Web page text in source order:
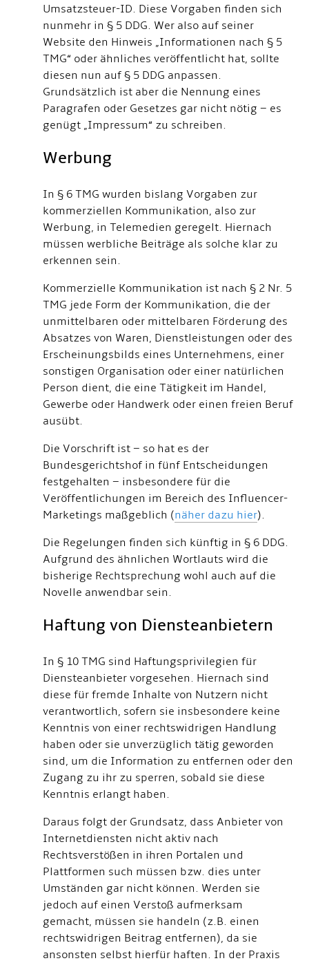
Umsatzsteuer-ID. Diese Vorgaben finden sich
nunmehr in § 5 DDG. Wer also auf seiner
Website den Hinweis „Informationen nach § 5
TMG“ oder ähnliches veröffentlicht hat, sollte
diesen nun auf § 5 DDG anpassen.
Grundsätzlich ist aber die Nennung eines
Paragrafen oder Gesetzes gar nicht nötig – es
genügt „Impressum“ zu schreiben.
Werbung
In § 6 TMG wurden bislang Vorgaben zur
kommerziellen Kommunikation, also zur
Werbung, in Telemedien geregelt. Hiernach
müssen werbliche Beiträge als solche klar zu
erkennen sein.
Kommerzielle Kommunikation ist nach § 2 Nr. 5
TMG jede Form der Kommunikation, die der
unmittelbaren oder mittelbaren Förderung des
Absatzes von Waren, Dienstleistungen oder des
Erscheinungsbilds eines Unternehmens, einer
sonstigen Organisation oder einer natürlichen
Person dient, die eine Tätigkeit im Handel,
Gewerbe oder Handwerk oder einen freien Beruf
ausübt.
Die Vorschrift ist – so hat es der
Bundesgerichtshof in fünf Entscheidungen
festgehalten – insbesondere für die
Veröffentlichungen im Bereich des Influencer-
Marketings maßgeblich (näher dazu hier).
Die Regelungen finden sich künftig in § 6 DDG.
Aufgrund des ähnlichen Wortlauts wird die
bisherige Rechtsprechung wohl auch auf die
Novelle anwendbar sein.
Haftung von Diensteanbietern
In § 10 TMG sind Haftungsprivilegien für
Diensteanbieter vorgesehen. Hiernach sind
diese für fremde Inhalte von Nutzern nicht
verantwortlich, sofern sie insbesondere keine
Kenntnis von einer rechtswidrigen Handlung
haben oder sie unverzüglich tätig geworden
sind, um die Information zu entfernen oder den
Zugang zu ihr zu sperren, sobald sie diese
Kenntnis erlangt haben.
Daraus folgt der Grundsatz, dass Anbieter von
Internetdiensten nicht aktiv nach
Rechtsverstößen in ihren Portalen und
Plattformen such müssen bzw. dies unter
Umständen gar nicht können. Werden sie
jedoch auf einen Verstoß aufmerksam
gemacht, müssen sie handeln (z.B. einen
rechtswidrigen Beitrag entfernen), da sie
ansonsten selbst hierfür haften. In der Praxis